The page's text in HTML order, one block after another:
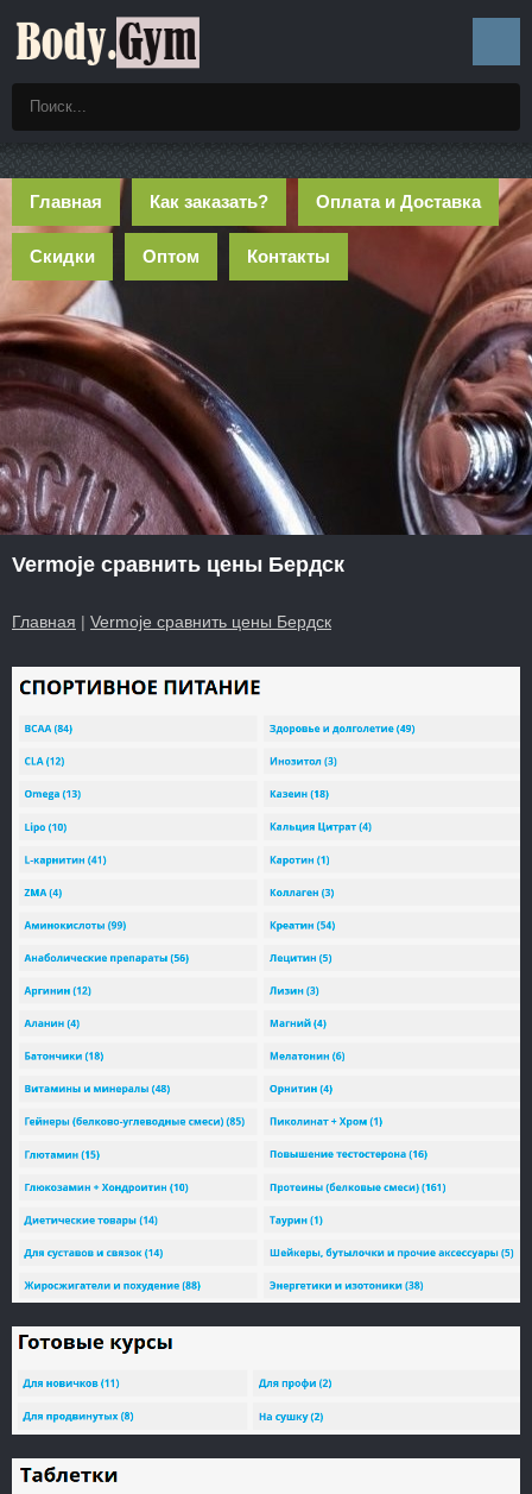
Главная Как заказать? Оплата и Доставка
Скидки Оптом Контакты
Vermoje сравнить цены Бердск
Главная | Vermoje сравнить цены Бердск